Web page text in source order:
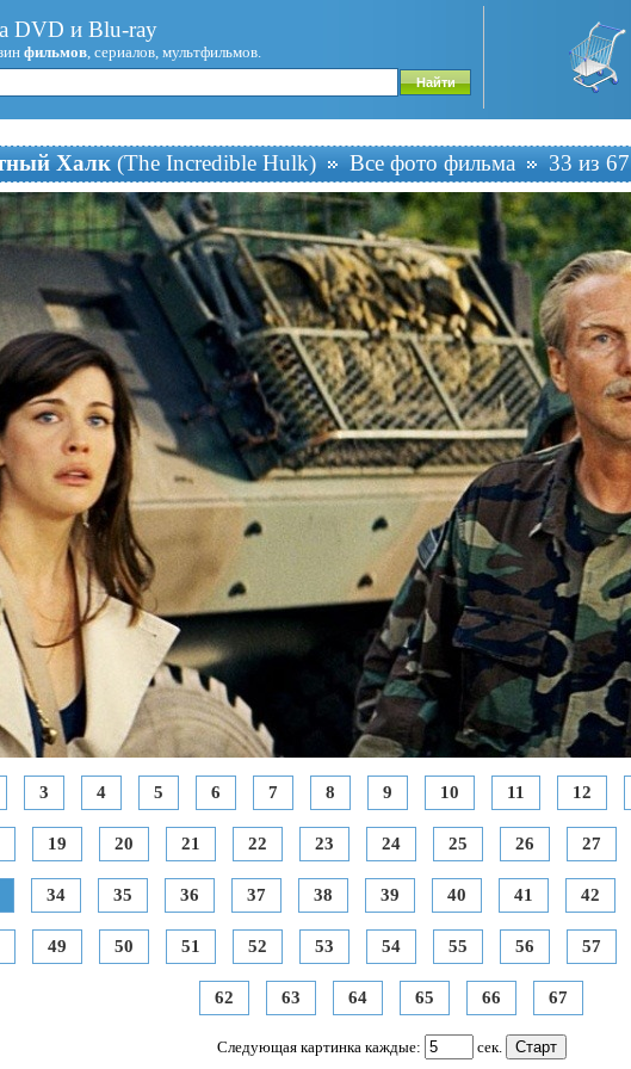
DVD и Blu-ray
фильмов, сериалов, мультфильмов.
Халк (The Incredible Hulk) Все фото фильма 33 из 67
3 4 5 6 7 8 9 10 11 12
19 20 21 22 23 24 25 26 27
34 35 36 37 38 39 40 41 42
49 50 51 52 53 54 55 56 57
62 63 64 65 66 67
Следующая картинка каждые: сек.